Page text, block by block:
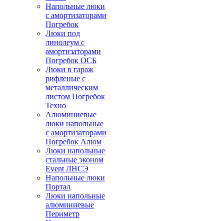
Напольные люки
с амортизаторами
Погребок
Люки под
линолеум с
амортизаторами
Погребок ОСБ
Люки в гараж
рифленые с
металлическим
листом Погребок
Техно
Алюминиевые
люки напольные
с амортизаторами
Погребок Алюм
Люки напольные
стальные эконом
Event ЛНСЭ
Напольные люки
Портал
Люки напольные
алюминиевые
Периметр